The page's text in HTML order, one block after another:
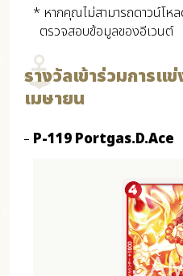
* หากคุณไม่สามารถดาวน์โห
ตรวจสอบข้อมูลของอีเวนต์
รางวัลเข้าร่วมการแ
เมษายน
P-119 Portgas.D.Ace